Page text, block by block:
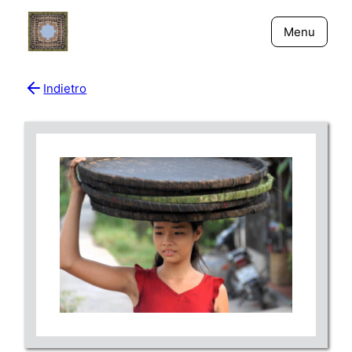
Menu
Giornali
New York - Riflessi
Indietro